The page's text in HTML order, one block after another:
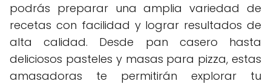
podrás preparar una amplia variedad de
recetas con facilidad y lograr resultados de
alta calidad. Desde pan casero hasta
deliciosos pasteles y masas para pizza, estas
amasadoras te permitirán explorar tu